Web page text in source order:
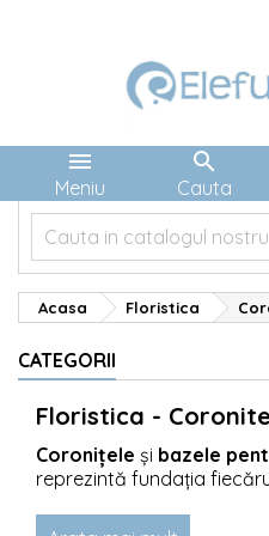

Meniu

Cauta
Acasa Floristica
CATEGORII
Floristica -
Coronițele și bazele
reprezintă fundația
esențiale care susțin și